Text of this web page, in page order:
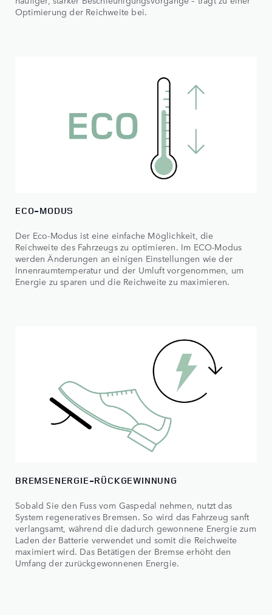
Optimierung der Reichweite bei.
ECO-MODUS
Der Eco-Modus ist eine einfache Möglichkeit, die
Reichweite des Fahrzeugs zu optimieren. Im ECO-Modus
werden Änderungen an einigen Einstellungen wie der
Innenraumtemperatur und der Umluft vorgenommen, um
Energie zu sparen und die Reichweite zu maximieren.
BREMSENERGIE-RÜCKGEWINNUNG
Sobald Sie den Fuss vom Gaspedal nehmen, nutzt das
System regeneratives Bremsen. So wird das Fahrzeug sanft
verlangsamt, während die dadurch gewonnene Energie zum
Laden der Batterie verwendet und somit die Reichweite
maximiert wird. Das Betätigen der Bremse erhöht den
Umfang der zurückgewonnenen Energie.